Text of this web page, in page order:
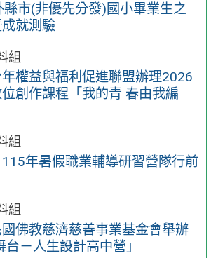
市(非優先分發)國小畢業生之
就測驗
組
權益與福利促進聯盟辦理2026
創作課程「我的青 春由我編
組
115年暑假職業輔導研習營隊行前
組
佛教慈濟慈善事業基金會舉辦
－人生設計高中營」